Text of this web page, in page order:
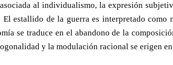
al individualismo, la expresión
estallido de la guerra es interpretado como
se traduce en el abandono de la
y la modulación racional se erigen